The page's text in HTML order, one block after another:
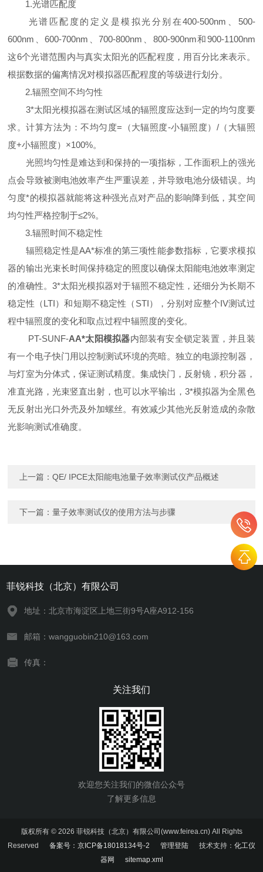
1.光谱匹配度
光谱匹配度的定义是模拟光分别在400-500nm、500-
600nm、600-700nm、700-800nm、800-900nm和900-1100nm
这6个光谱范围内与真实太阳光的匹配程度，用百分比来表示。
根据数据的偏离情况对模拟器匹配程度的等级进行划分。
2.辐照空间不均匀性
3*太阳光模拟器在测试区域的辐照度应达到一定的均匀度要
求。计算方法为：不均匀度=（大辐照度-小辐照度）/（大辐照
度+小辐照度）×100%。
光照均匀性是难达到和保持的一项指标，工作面积上的强光
点会导致被测电池效率产生严重误差，并导致电池分级错误。均
匀度*的模拟器就能将这种强光点对产品的影响降到低，其空间
均匀性严格控制于≤2%。
3.辐照时间不稳定性
辐照稳定性是AA*标准的第三项性能参数指标，它要求模拟
器的输出光束长时间保持稳定的照度以确保太阳能电池效率测定
的准确性。3*太阳光模拟器对于辐照不稳定性，还细分为长期不
稳定性（LTI）和短期不稳定性（STI），分别对应整个IV测试过
程中辐照度的变化和取点过程中辐照度的变化。
PT-SUNF-AA*太阳模拟器内部装有安全锁定装置，并且装
有一个电子快门用以控制测试环境的亮暗。独立的电源控制器，
与灯室为分体式，保证测试精度。集成快门，反射镜，积分器，
准直光路，光束竖直出射，也可以水平输出，3*模拟器为全黑色
无反射出光口外壳及外加螺丝。有效减少其他光反射造成的杂散
光影响测试准确度。
上一篇：QE/ IPCE太阳能电池量子效率测试仪产品概述
下一篇：量子效率测试仪的使用方法与步骤
菲锐科技（北京）有限公司
地址：北京市海淀区上地三街9号A座A912-156
邮箱：wangguobin210@163.com
传真：
关注我们
欢迎您关注我们的微信公众号
了解更多信息
版权所有 © 2026 菲锐科技（北京）有限公司(www.feirea.cn) All Rights
Reserved 备案号：京ICP备18018134号-2 管理登陆 技术支持： 化工仪
器网
sitemap.xml